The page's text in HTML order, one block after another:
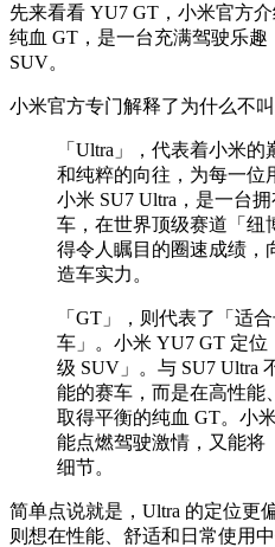
先来看看 YU7 GT，小米官方
纯血 GT，是一台充满驾驶乐
SUV。
小米官方专门解释了为什么不
「Ultra」，代表着小米
和纯粹的向往，为每一位
小米 SU7 Ultra，是一台
车，在世界顶级赛道「纽
得令人瞩目的圈速成绩，
造车实力。
「GT」，则代表了「适
车」。小米 YU7 GT 定
级 SUV」。与 SU7 Ultra
能的赛车，而是在高性能
取得平衡的纯血 GT。小
能点燃驾驶激情，又能将
细节。
简单点说就是，Ultra 的定位更
则想在性能、舒适和日常使用中